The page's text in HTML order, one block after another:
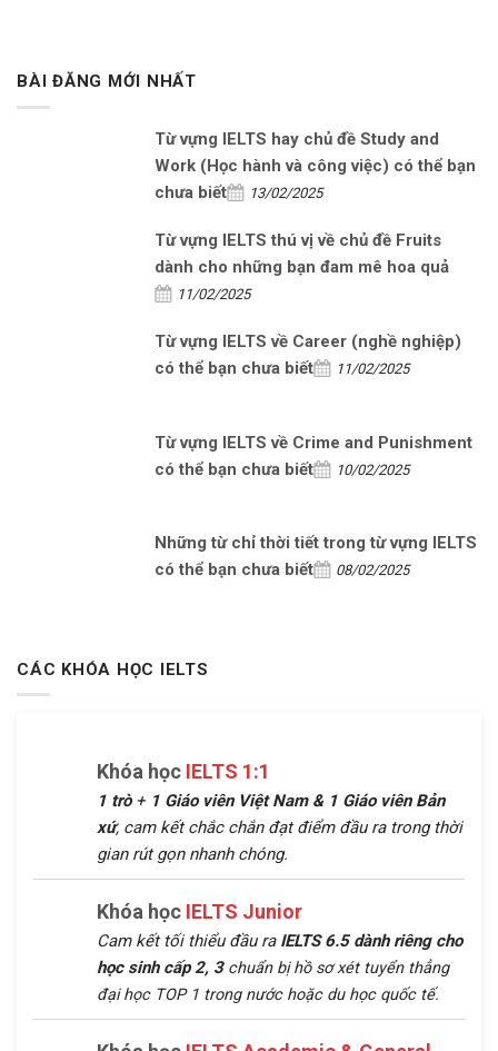
BÀI ĐĂNG MỚI NHẤT
Từ vựng IELTS hay chủ đề Study and
Work (Học hành và công việc) có thể bạn
chưa biết
13/02/2025
Từ vựng IELTS thú vị về chủ đề Fruits
dành cho những bạn đam mê hoa quả
11/02/2025
Từ vựng IELTS về Career (nghề nghiệp)
có thể bạn chưa biết
11/02/2025
Từ vựng IELTS về Crime and Punishment
có thể bạn chưa biết
10/02/2025
Những từ chỉ thời tiết trong từ vựng IELTS
có thể bạn chưa biết
08/02/2025
CÁC KHÓA HỌC IELTS
Khóa học IELTS 1:1
1 trò+ 1 Giáo viên Việt Nam & 1 Giáo viên Bản
xứ, cam kết chắc chắn đạt điểm đầu ra trong thời
gian rút gọn nhanh chóng.
Khóa học IELTS Junior
Cam kết tối thiểu đầu raIELTS 6.5 dành riêng cho
học sinh cấp 2, 3 chuẩn bị hồ sơ xét tuyển thẳng
đại học TOP 1 trong nước hoặc du học quốc tế.